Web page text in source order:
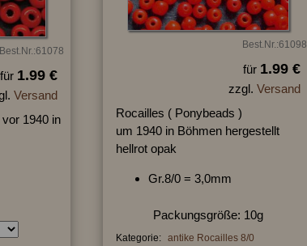
Best.Nr.:61078
für 1.99 €
Versand
1940 in
Best.Nr.:61098
für 1.99 €
zzgl. Versand
Rocailles ( Ponybeads )
um 1940 in Böhmen hergestellt
hellrot opak
Gr.8/0 = 3,0mm
Packungsgröße: 10g
Kategorie: antike Rocailles 8/0